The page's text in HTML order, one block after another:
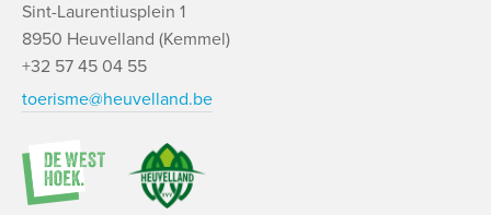
Sint-Laurentiusplein 1
8950 Heuvelland (Kemmel)
+32 57 45 04 55
toerisme@heuvelland.be